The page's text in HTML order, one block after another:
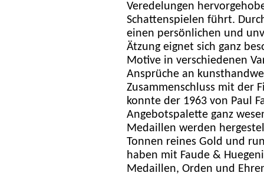
Veredelungen
Schattenspielen führt.
einen persönlichen und
Ätzung eignet sich ganz
Motive in verschiedenen
Ansprüche an
Zusammenschluss mit der
konnte der 1963 von Paul
Angebotspalette ganz
Medaillen werden
Tonnen reines Gold und
haben mit Faude &
Medaillen, Orden und